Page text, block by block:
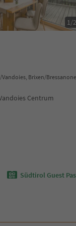
1/
Brixen/Bressanone
Centrum
Südtirol Guest